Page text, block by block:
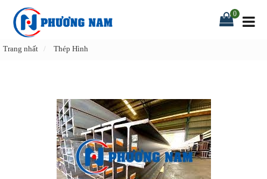
0
Trang nhất Thép Hình